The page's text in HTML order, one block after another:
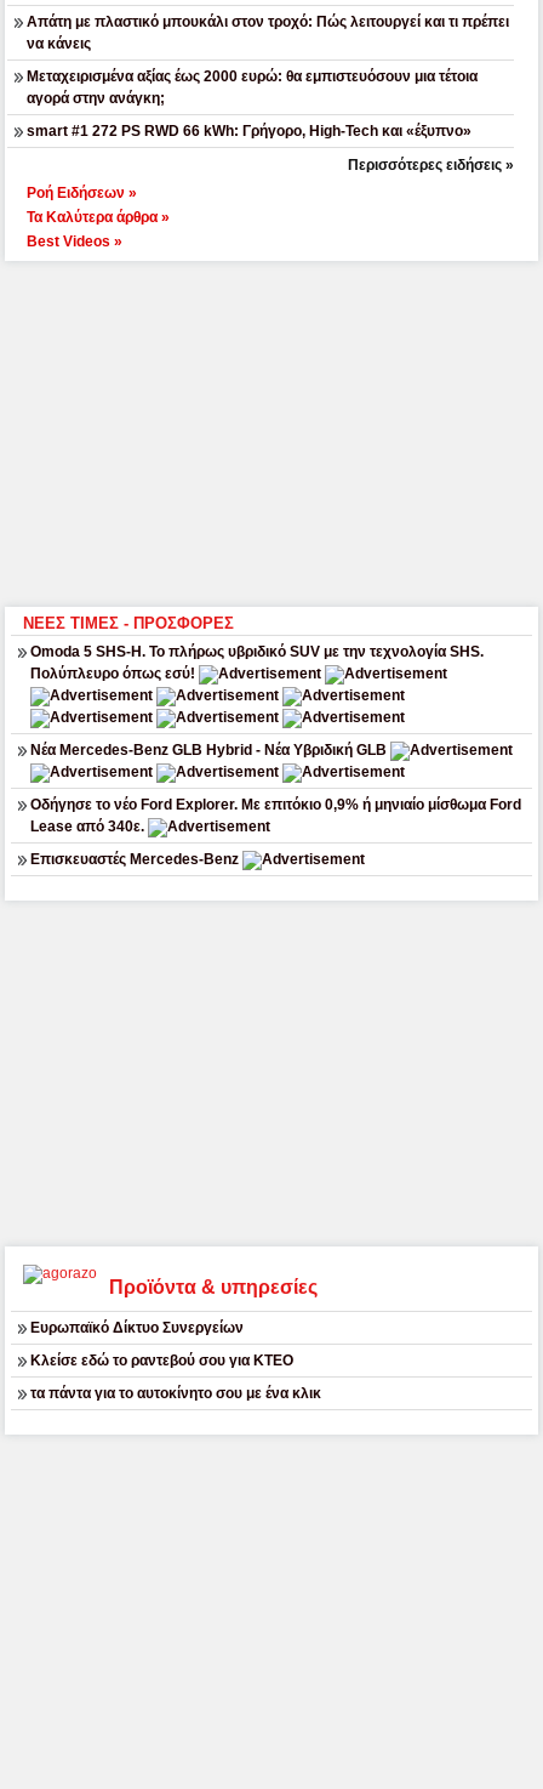
Απάτη με πλαστικό μπουκάλι στον τροχό: Πώς λειτουργεί και τι πρέπει
να κάνεις
Μεταχειρισμένα αξίας έως 2000 ευρώ: θα εμπιστευόσουν μια τέτοια
αγορά στην ανάγκη;
smart #1 272 PS RWD 66 kWh: Γρήγορο, High-Tech και «έξυπνο»
Περισσότερες ειδήσεις »
Ροή Ειδήσεων »
Τα Καλύτερα άρθρα »
Best Videos »
ΝΕΕΣ ΤΙΜΕΣ - ΠΡΟΣΦΟΡΕΣ
Omoda 5 SHS-H. Το πλήρως υβριδικό SUV με την τεχνολογία SHS.
Πολύπλευρο όπως εσύ!
Νέα Mercedes-Benz GLB Hybrid - Νέα Υβριδική GLB
Οδήγησε το νέο Ford Explorer. Με επιτόκιο 0,9% ή μηνιαίο μίσθωμα Ford
Lease από 340ε.
Επισκευαστές Mercedes-Benz
Προϊόντα & υπηρεσίες
Ευρωπαϊκό Δίκτυο Συνεργείων
Κλείσε εδώ το ραντεβού σου για ΚΤΕΟ
τα πάντα για το αυτοκίνητο σου με ένα κλικ